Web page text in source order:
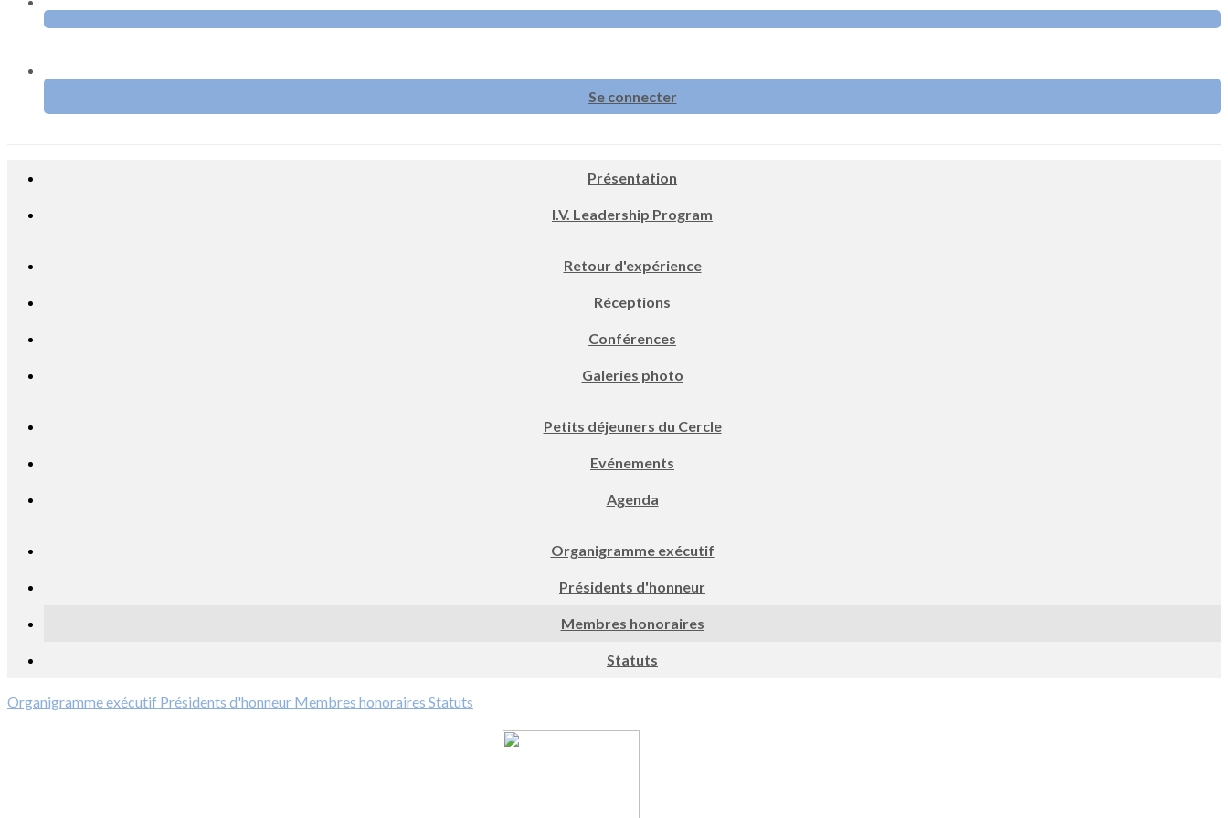
Se connecter
Présentation
I.V. Leadership Program
Retour d'expérience
Réceptions
Conférences
Galeries photo
Petits déjeuners du Cercle
Evénements
Agenda
Organigramme exécutif
Présidents d'honneur
Membres honoraires
Statuts
Organigramme exécutif Présidents d'honneur Membres honoraires Statuts